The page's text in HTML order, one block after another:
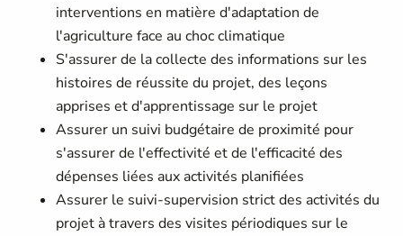
interventions en matière d'adaptation de
l'agriculture face au choc climatique
S'assurer de la collecte des informations sur les
histoires de réussite du projet, des leçons
apprises et d'apprentissage sur le projet
Assurer un suivi budgétaire de proximité pour
s'assurer de l'effectivité et de l'efficacité des
dépenses liées aux activités planifiées
Assurer le suivi-supervision strict des activités du
projet à travers des visites périodiques sur le